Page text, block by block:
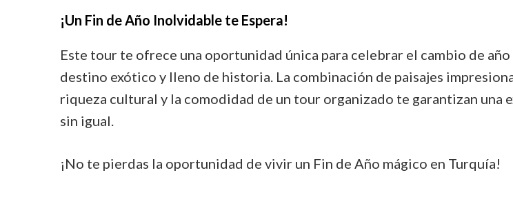
¡Un Fin de Año Inolvidable te Espera!
Este tour te ofrece una oportunidad única para celebrar el cambio de año
destino exótico y lleno de historia. La combinación de paisajes
riqueza cultural y la comodidad de un tour organizado te garantizan una
sin igual.
¡No te pierdas la oportunidad de vivir un Fin de Año mágico en Turquía!